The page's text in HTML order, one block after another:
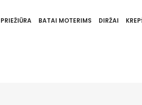
BATAI MOTERIMS DIRŽAI